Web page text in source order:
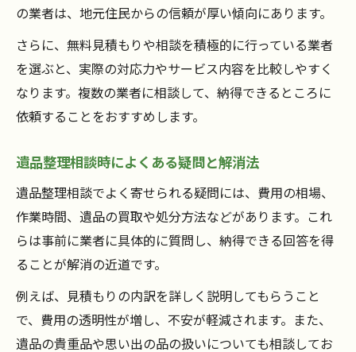
の業者は、地元住民からの信頼が厚い傾向にあります。
さらに、無料見積もりや相談を積極的に行っている業者
を選ぶと、実際の対応力やサービス内容を比較しやすく
なります。複数の業者に相談して、納得できるところに
依頼することをおすすめします。
遺品整理相談時によくある疑問と解消法
遺品整理相談でよく寄せられる疑問には、費用の相場、
作業時間、遺品の買取や処分方法などがあります。これ
らは事前に業者に具体的に質問し、納得できる回答を得
ることが解消の近道です。
例えば、見積もりの内訳を詳しく説明してもらうこと
で、費用の透明性が増し、不安が軽減されます。また、
遺品の貴重品や思い出の品の扱いについても相談してお